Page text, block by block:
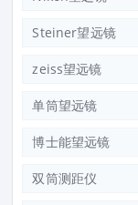
Steiner望远镜
zeiss望远镜
单筒望远镜
博士能望远镜
双筒测距仪